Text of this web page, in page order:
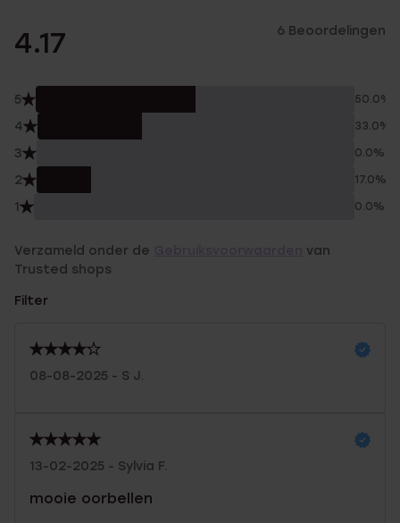
4.17 6 Beoordelingen
5 50.0%
4 33.0%
3 0.0%
2 17.0%
1 0.0%
Verzameld onder de
van
Trusted shops
Filter
08-08-2025 - S J.
13-02-2025 - Sylvia F.
mooie oorbellen